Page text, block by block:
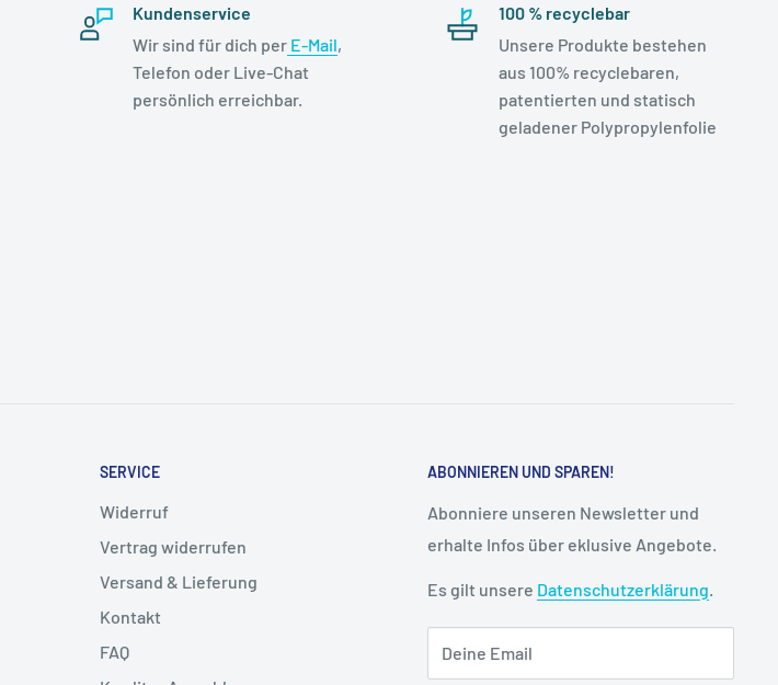
Kundenservice
Wir sind für dich per E-Mail,
Telefon oder Live-Chat
persönlich erreichbar.
100 % recyclebar
Unsere Produkte bestehen
aus 100% recyclebaren,
patentierten und statisch
geladener Polypropylenfolie
SERVICE
Widerruf
Vertrag widerrufen
Versand & Lieferung
Kontakt
FAQ
ABONNIEREN UND SPAREN!
Abonniere unseren Newsletter und
erhalte Infos über eklusive Angebote.
Es gilt unsere Datenschutzerklärung
Deine Email